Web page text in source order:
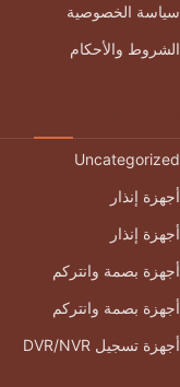
سياسة الخصوصية
الشروط والأحكام
Uncategorized
أجهزة إنذار
أجهزة إنذار
أجهزة بصمة وانتركم
أجهزة بصمة وانتركم
أجهزة تسجيل DVR/NVR